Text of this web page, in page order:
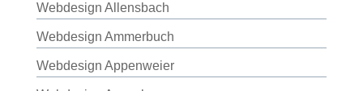
Webdesign Allensbach
Webdesign Ammerbuch
Webdesign Appenweier